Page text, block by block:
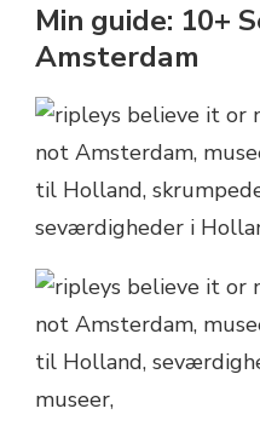
Min guide: 10+
Amsterdam